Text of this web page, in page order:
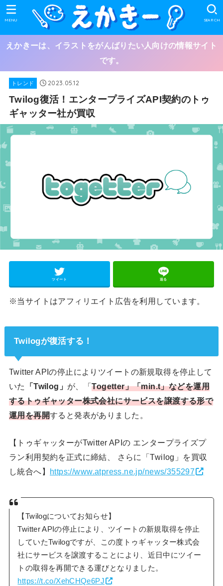
SEARCH
MENU
えかきーは、イラストをがんばりたい人向けの情報サイト
です。
トレンド 2023.05.12
Twilog復活！エンタープライズAPI契約のトゥ
ギャッター社が買収
ツイート 送る
※当サイトはアフィリエイト広告を利用しています。
Twilogが復活する！
Twitter APIの停止によりツイートの新規取得を停止して
いた
「Twilog」 が、「Togetter」「min.t」などを運用
するトゥギャッター株式会社にサービスを譲渡する形で
運用を再開すると発表がありました。
【トゥギャッターがTwitter APIの エンタープライズプ
ラン利用契約を正式に締結、 さらに「Twilog」を買収
し統合へ】
https://www.atpress.ne.jp/news/355297
【Twilogについてお知らせ】
Twitter APIの停止により、ツイートの新規取得を停止
していたTwilogですが、この度トゥギャッター株式会
社にサービスを譲渡することにより、近日中にツイー
トの取得を再開できる運びとなりました。
https://t.co/XehCHQe6PJ